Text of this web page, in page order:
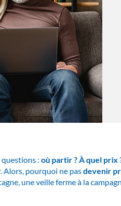
questions : où partir ? À quel prix
Alors, pourquoi ne pasdevenir
une veille ferme à la